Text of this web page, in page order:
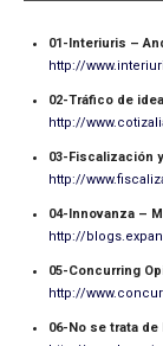
01-Interiuris –
http://
02-Tráfico de
http://
03-Fiscalización
http://
04-Innovanza –
http://
05-Concurring
http://
06-No se trata